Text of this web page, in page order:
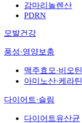
감마리놀렌산
PDRN
모발건강
풍성·영양보충
맥주효모·비오틴
아미노산·케라틴
다이어트·슬림
다이어트유산균